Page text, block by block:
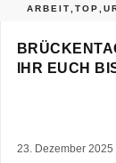
ARBEIT TOP
IHR EUCH
23. Dezember 2025